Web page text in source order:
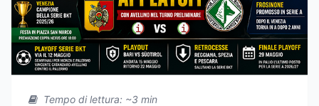
Tempo di lettura: ~3 min